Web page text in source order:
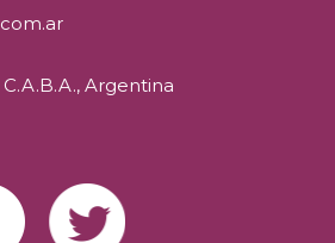
Argentina